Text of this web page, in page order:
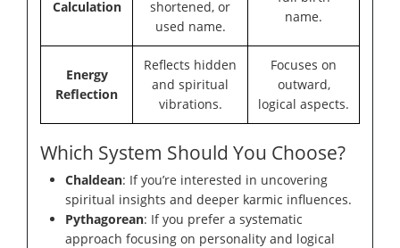
Calculation
shortened, or
used name.
name.
Energy
Reflection
Reflects hidden
and spiritual
vibrations.
Focuses on
outward,
logical aspects.
Which System Should You Choose?
Chaldean: If you’re interested in uncovering
spiritual insights and deeper karmic influences.
Pythagorean: If you prefer a systematic
approach focusing on personality and logical